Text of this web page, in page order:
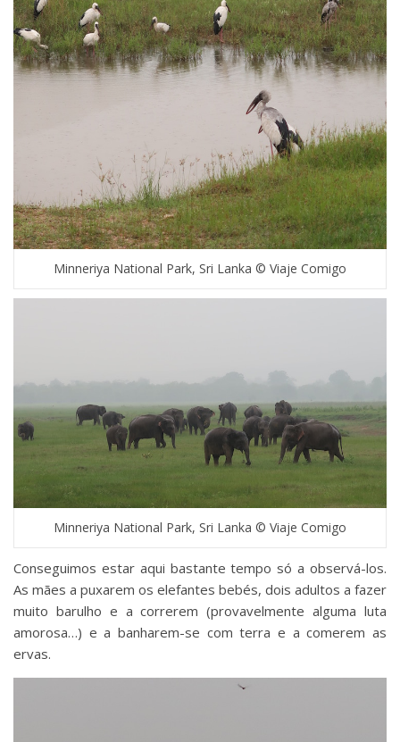
Minneriya National Park, Sri Lanka © Viaje Comigo
Minneriya National Park, Sri Lanka © Viaje Comigo
Conseguimos estar aqui bastante tempo só a observá-los.
As mães a puxarem os elefantes bebés, dois adultos a fazer
muito barulho e a correrem (provavelmente alguma luta
amorosa…) e a banharem-se com terra e a comerem as
ervas.